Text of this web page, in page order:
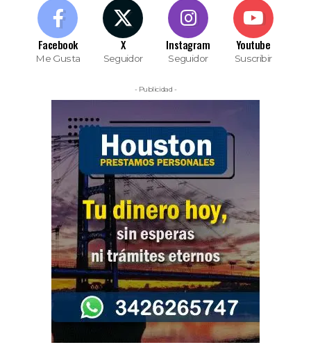
Facebook
Me Gusta
X
Seguidor
Instagram
Seguidor
Youtube
Suscribir
- Publicidad -